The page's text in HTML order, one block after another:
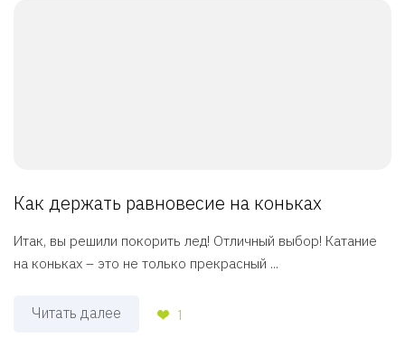
Как держать равновесие на коньках
Итак, вы решили покорить лед! Отличный выбор! Катание
на коньках – это не только прекрасный ...
Читать далее 1